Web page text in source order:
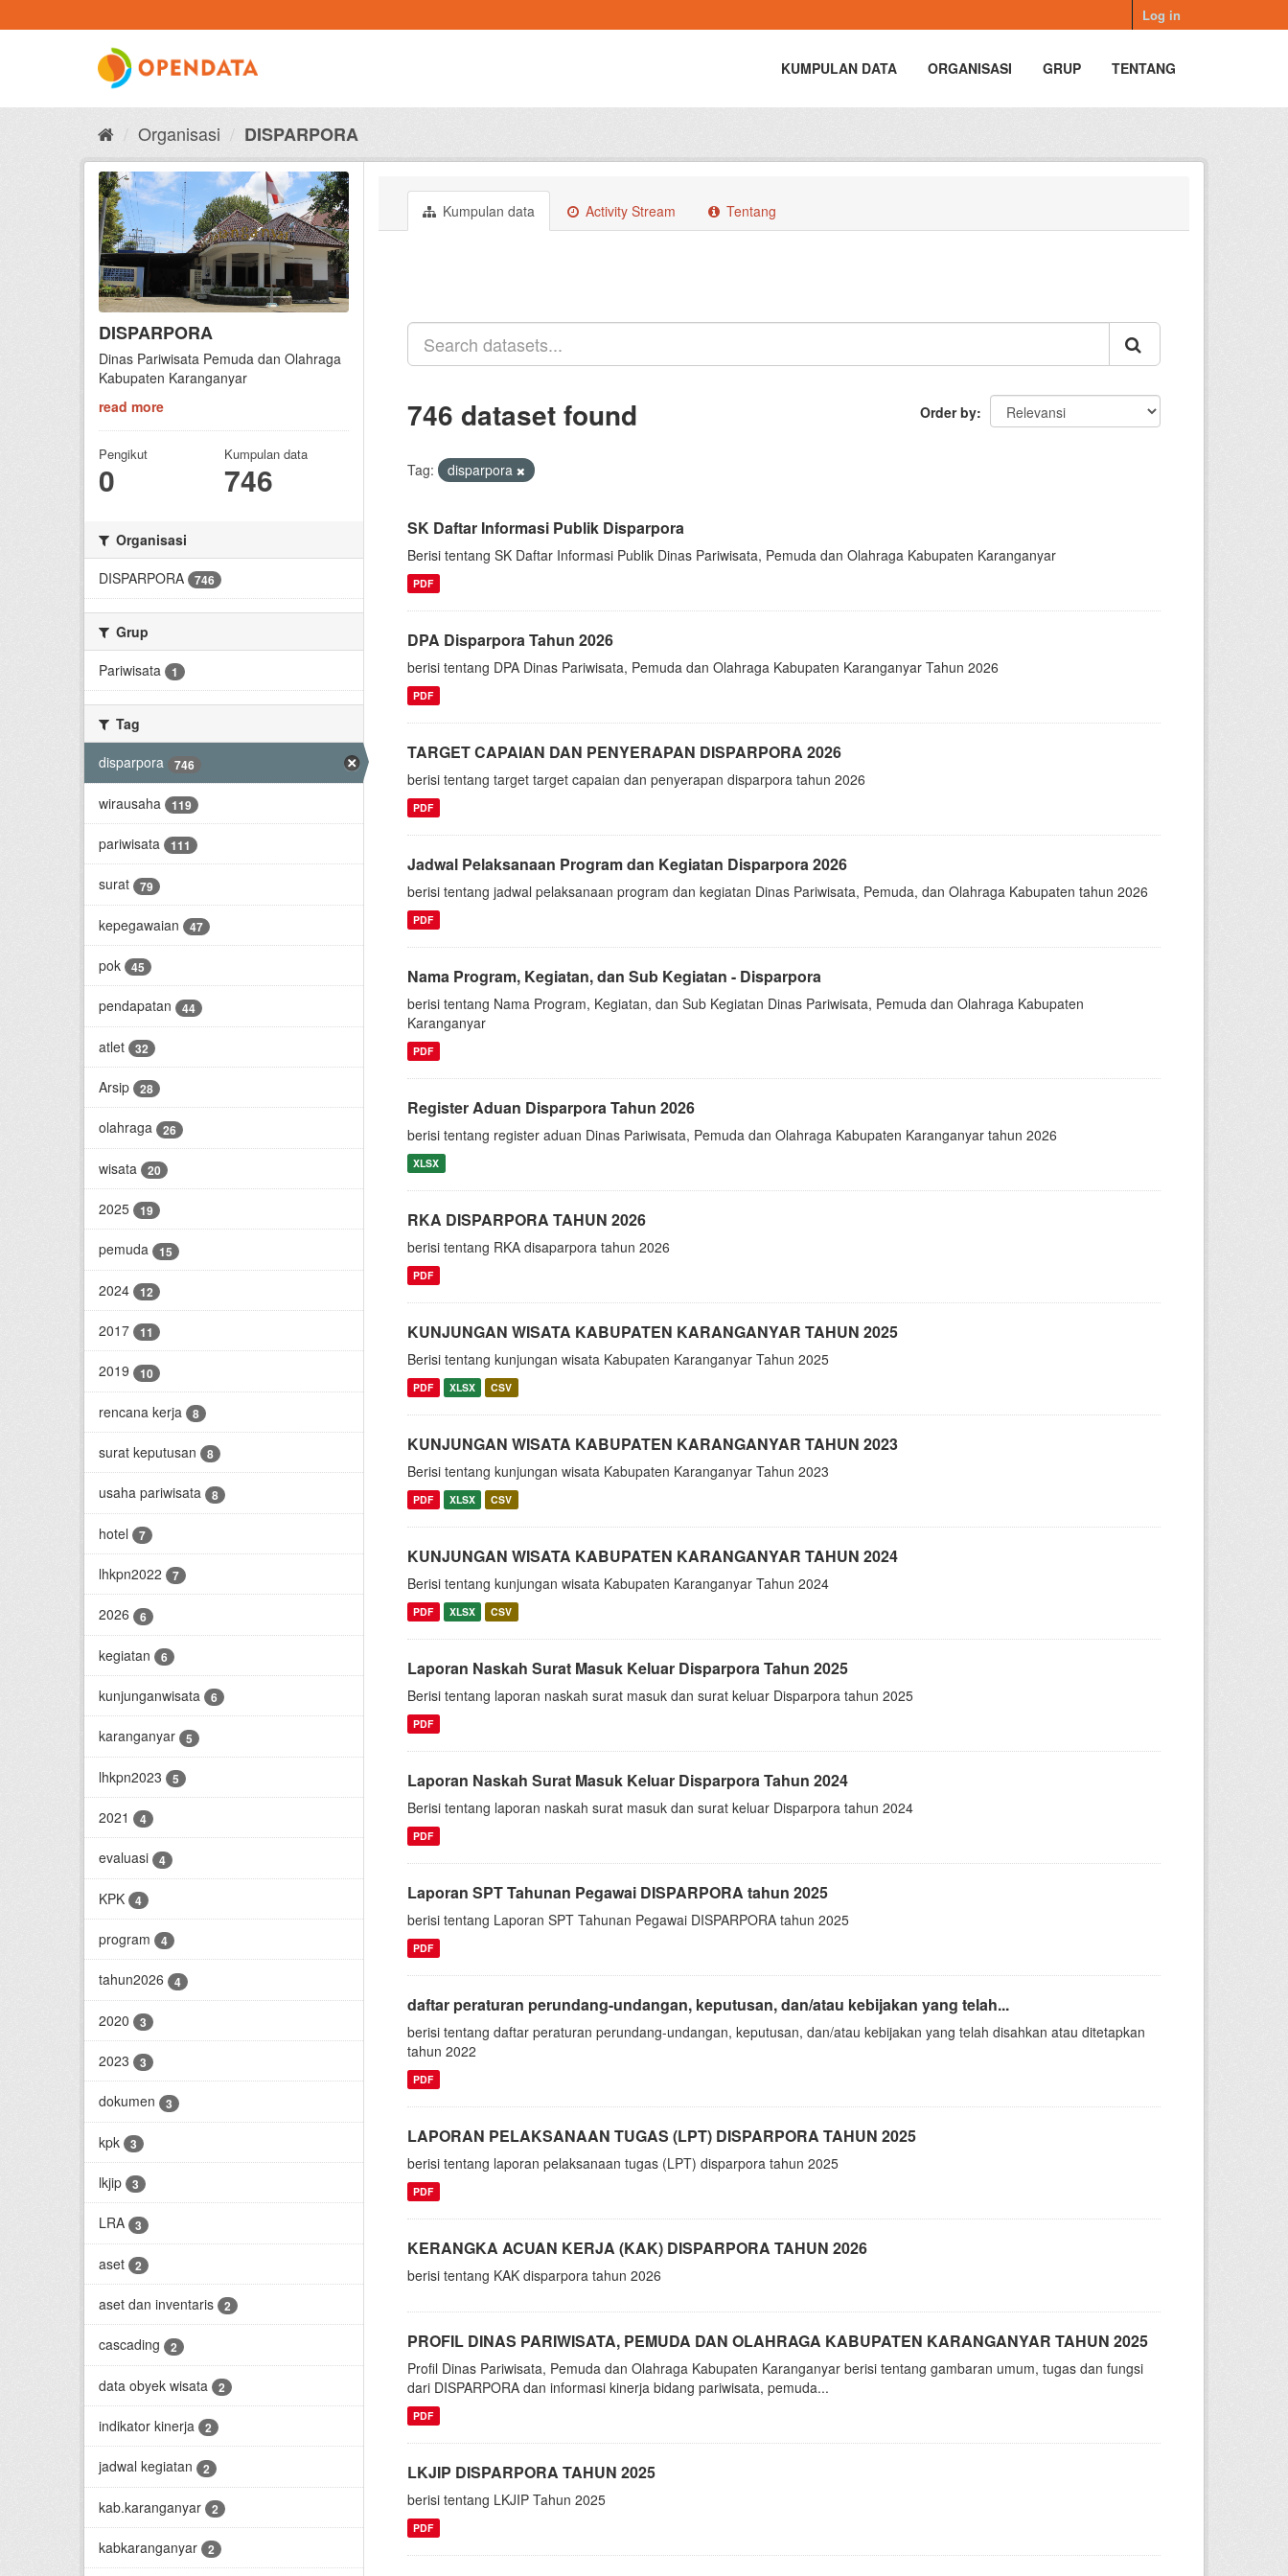
to
Log in
KUMPULAN DATA ORGANISASI GRUP TENTANG
Organisasi DISPARPORA
DISPARPORA
Dinas Pariwisata Pemuda dan Olahraga
Kabupaten Karanganyar
read more
Pengikut
0
Kumpulan data
746
Organisasi
DISPARPORA
746
Grup
Pariwisata
1
Tag
disparpora
746
wirausaha 119
pariwisata 111
surat 79
kepegawaian 47
pok 45
pendapatan 44
atlet 32
Arsip 28
olahraga 26
wisata 20
2025 19
pemuda 15
2024 12
2017 11
2019 10
rencana kerja 8
surat keputusan 8
usaha pariwisata 8
hotel 7
lhkpn2022 7
2026 6
kegiatan 6
kunjunganwisata 6
karanganyar 5
lhkpn2023 5
2021 4
evaluasi 4
KPK 4
program 4
tahun2026 4
2020 3
2023 3
dokumen 3
kpk 3
lkjip 3
LRA 3
aset 2
aset dan inventaris 2
cascading 2
data obyek wisata 2
indikator kinerja 2
jadwal kegiatan 2
kab.karanganyar 2
kabkaranganyar 2
Kumpulan data Activity Stream Tentang
Order by
746 dataset found
Tag: disparpora
SK Daftar Informasi Publik Disparpora
Berisi tentang SK Daftar Informasi Publik Dinas Pariwisata, Pemuda dan Olahraga Kabupaten Karanganyar
PDF
DPA Disparpora Tahun 2026
berisi tentang DPA Dinas Pariwisata, Pemuda dan Olahraga Kabupaten Karanganyar Tahun 2026
PDF
TARGET CAPAIAN DAN PENYERAPAN DISPARPORA 2026
berisi tentang target target capaian dan penyerapan disparpora tahun 2026
PDF
Jadwal Pelaksanaan Program dan Kegiatan Disparpora 2026
berisi tentang jadwal pelaksanaan program dan kegiatan Dinas Pariwisata, Pemuda, dan Olahraga Kabupaten tahun 2026
PDF
Nama Program, Kegiatan, dan Sub Kegiatan - Disparpora
berisi tentang Nama Program, Kegiatan, dan Sub Kegiatan Dinas Pariwisata, Pemuda dan Olahraga Kabupaten
Karanganyar
PDF
Register Aduan Disparpora Tahun 2026
berisi tentang register aduan Dinas Pariwisata, Pemuda dan Olahraga Kabupaten Karanganyar tahun 2026
XLSX
RKA DISPARPORA TAHUN 2026
berisi tentang RKA disaparpora tahun 2026
PDF
KUNJUNGAN WISATA KABUPATEN KARANGANYAR TAHUN 2025
Berisi tentang kunjungan wisata Kabupaten Karanganyar Tahun 2025
PDF XLSX CSV
KUNJUNGAN WISATA KABUPATEN KARANGANYAR TAHUN 2023
Berisi tentang kunjungan wisata Kabupaten Karanganyar Tahun 2023
PDF XLSX CSV
KUNJUNGAN WISATA KABUPATEN KARANGANYAR TAHUN 2024
Berisi tentang kunjungan wisata Kabupaten Karanganyar Tahun 2024
PDF XLSX CSV
Laporan Naskah Surat Masuk Keluar Disparpora Tahun 2025
Berisi tentang laporan naskah surat masuk dan surat keluar Disparpora tahun 2025
PDF
Laporan Naskah Surat Masuk Keluar Disparpora Tahun 2024
Berisi tentang laporan naskah surat masuk dan surat keluar Disparpora tahun 2024
PDF
Laporan SPT Tahunan Pegawai DISPARPORA tahun 2025
berisi tentang Laporan SPT Tahunan Pegawai DISPARPORA tahun 2025
PDF
daftar peraturan perundang-undangan, keputusan, dan/atau kebijakan yang telah...
berisi tentang daftar peraturan perundang-undangan, keputusan, dan/atau kebijakan yang telah disahkan atau ditetapkan
tahun 2022
PDF
LAPORAN PELAKSANAAN TUGAS (LPT) DISPARPORA TAHUN 2025
berisi tentang laporan pelaksanaan tugas (LPT) disparpora tahun 2025
PDF
KERANGKA ACUAN KERJA (KAK) DISPARPORA TAHUN 2026
berisi tentang KAK disparpora tahun 2026
PROFIL DINAS PARIWISATA, PEMUDA DAN OLAHRAGA KABUPATEN KARANGANYAR TAHUN 2025
Profil Dinas Pariwisata, Pemuda dan Olahraga Kabupaten Karanganyar berisi tentang gambaran umum, tugas dan fungsi
dari DISPARPORA dan informasi kinerja bidang pariwisata, pemuda...
PDF
LKJIP DISPARPORA TAHUN 2025
berisi tentang LKJIP Tahun 2025
PDF